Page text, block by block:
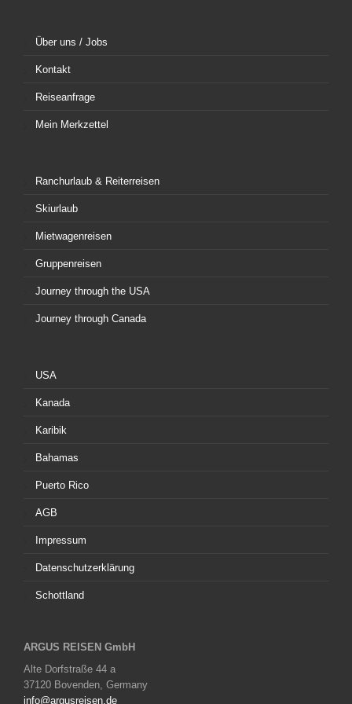
Über uns / Jobs
Kontakt
Reiseanfrage
Mein Merkzettel
Ranchurlaub & Reiterreisen
Skiurlaub
Mietwagenreisen
Gruppenreisen
Journey through the USA
Journey through Canada
USA
Kanada
Karibik
Bahamas
Puerto Rico
AGB
Impressum
Datenschutzerklärung
Schottland
ARGUS REISEN GmbH
Alte Dorfstraße 44 a
37120 Bovenden, Germany
info@argusreisen.de